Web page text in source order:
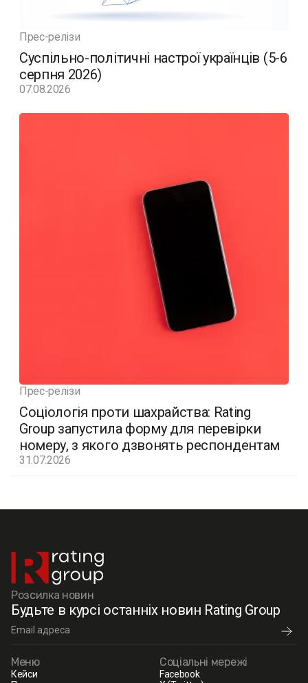
Прес-релізи
Суспільно-політичні настрої українців (5-6
серпня 2026)
07.08.2026
Прес-релізи
Соціологія проти шахрайства: Rating
Group запустила форму для перевірки
номеру, з якого дзвонять респондентам
31.07.2026
Розсилка новин
Будьте в курсі останніх новин Rating Group
Меню
Кейси
Соціальні мережі
Facebook